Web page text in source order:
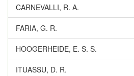
CARNEVALLI, R. A.
FARIA, G. R.
HOOGERHEIDE, E. S. S.
ITUASSU, D. R.